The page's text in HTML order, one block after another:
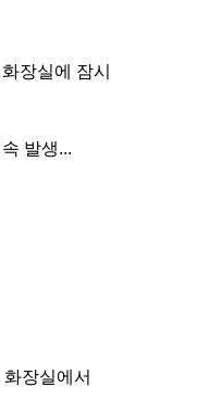
장실에 잠시
발생...
장실에서